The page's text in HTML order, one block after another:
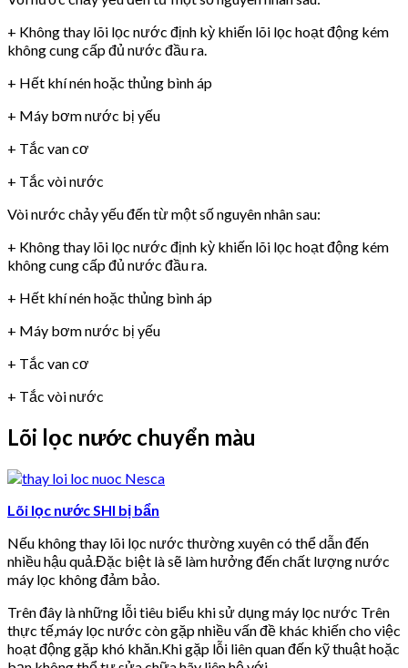
+ Không thay lõi lọc nước định kỳ khiến lõi lọc hoạt động kém
không cung cấp đủ nước đầu ra.
+ Hết khí nén hoặc thủng bình áp
+ Máy bơm nước bị yếu
+ Tắc van cơ
+ Tắc vòi nước
Vòi nước chảy yếu đến từ một số nguyên nhân sau:
+ Không thay lõi lọc nước định kỳ khiến lõi lọc hoạt động kém
không cung cấp đủ nước đầu ra.
+ Hết khí nén hoặc thủng bình áp
+ Máy bơm nước bị yếu
+ Tắc van cơ
+ Tắc vòi nước
Lõi lọc nước chuyển màu
Lõi lọc nước SHI bị bẩn
Nếu không thay lõi lọc nước thường xuyên có thể dẫn đến
nhiều hậu quả.Đặc biệt là sẽ làm hưởng đến chất lượng nước
máy lọc không đảm bảo.
Trên đây là những lỗi tiêu biểu khi sử dụng máy lọc nước Trên
thực tế,máy lọc nước còn gặp nhiều vấn đề khác khiến cho việc
hoạt động gặp khó khăn.Khi gặp lỗi liên quan đến kỹ thuật hoặc